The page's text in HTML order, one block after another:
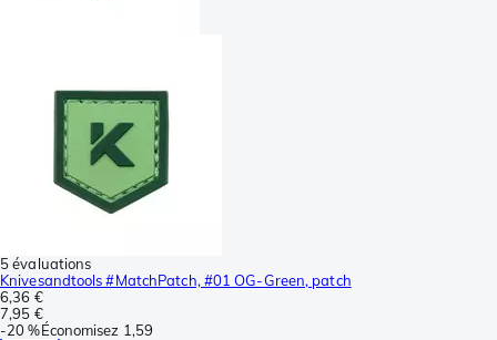
5 évaluations
Knivesandtools #MatchPatch, #01 OG-Green, patch
6,36 €
7,95 €
-20 %Économisez 1,59